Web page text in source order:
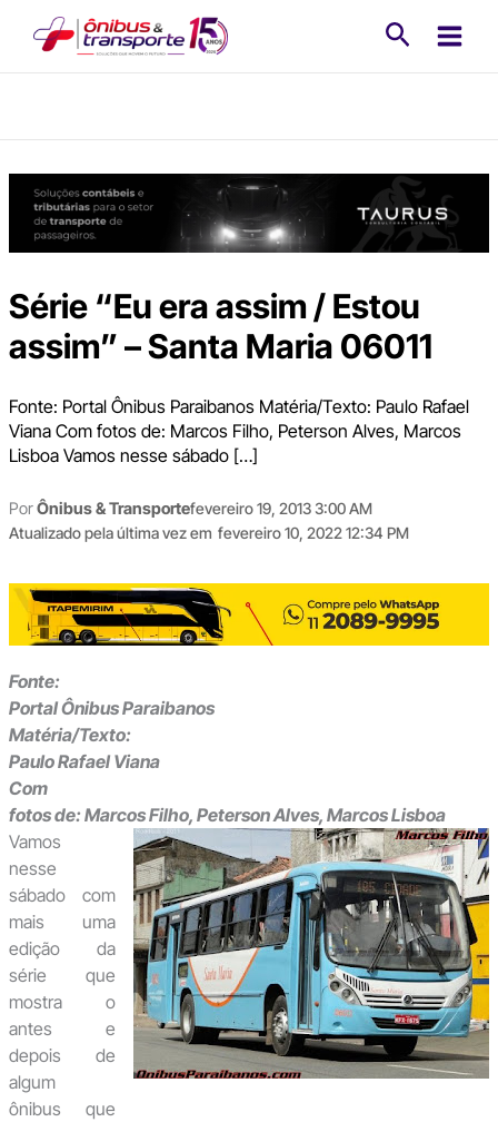
Série “Eu era assim / Estou
assim” – Santa Maria 06011
Fonte: Portal Ônibus Paraibanos Matéria/Texto: Paulo Rafael
Viana Com fotos de: Marcos Filho, Peterson Alves, Marcos
Lisboa Vamos nesse sábado […]
PorÔnibus & Transportefevereiro 19, 2013 3:00 AM
Atualizado pela última vez em fevereiro 10, 2022 12:34 PM
Fonte:
Portal Ônibus Paraibanos
Matéria/Texto:
Paulo Rafael Viana
Com
fotos de: Marcos Filho, Peterson Alves, Marcos Lisboa
Vamos
nesse
sábado com
mais uma
edição da
série que
mostra o
antes e
depois de
algum
ônibus que